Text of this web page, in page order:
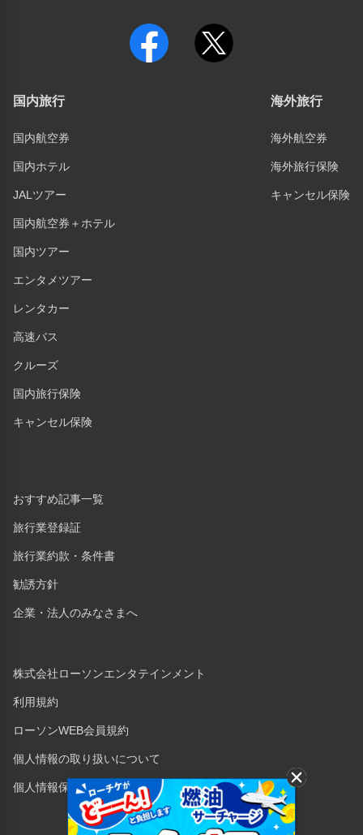
国内旅行
国内航空券
国内ホテル
JALツアー
国内航空券＋ホテル
国内ツアー
エンタメツアー
レンタカー
高速バス
クルーズ
国内旅行保険
キャンセル保険
おすすめ記事一覧
旅行業登録証
旅行業約款・条件書
勧誘方針
企業・法人のみなさまへ
株式会社ローソンエンタテインメント
利用規約
ローソンWEB会員規約
個人情報の取り扱いについて
個人情報保護方針
海外旅行
海外航空券
海外旅行保険
キャンセル保険